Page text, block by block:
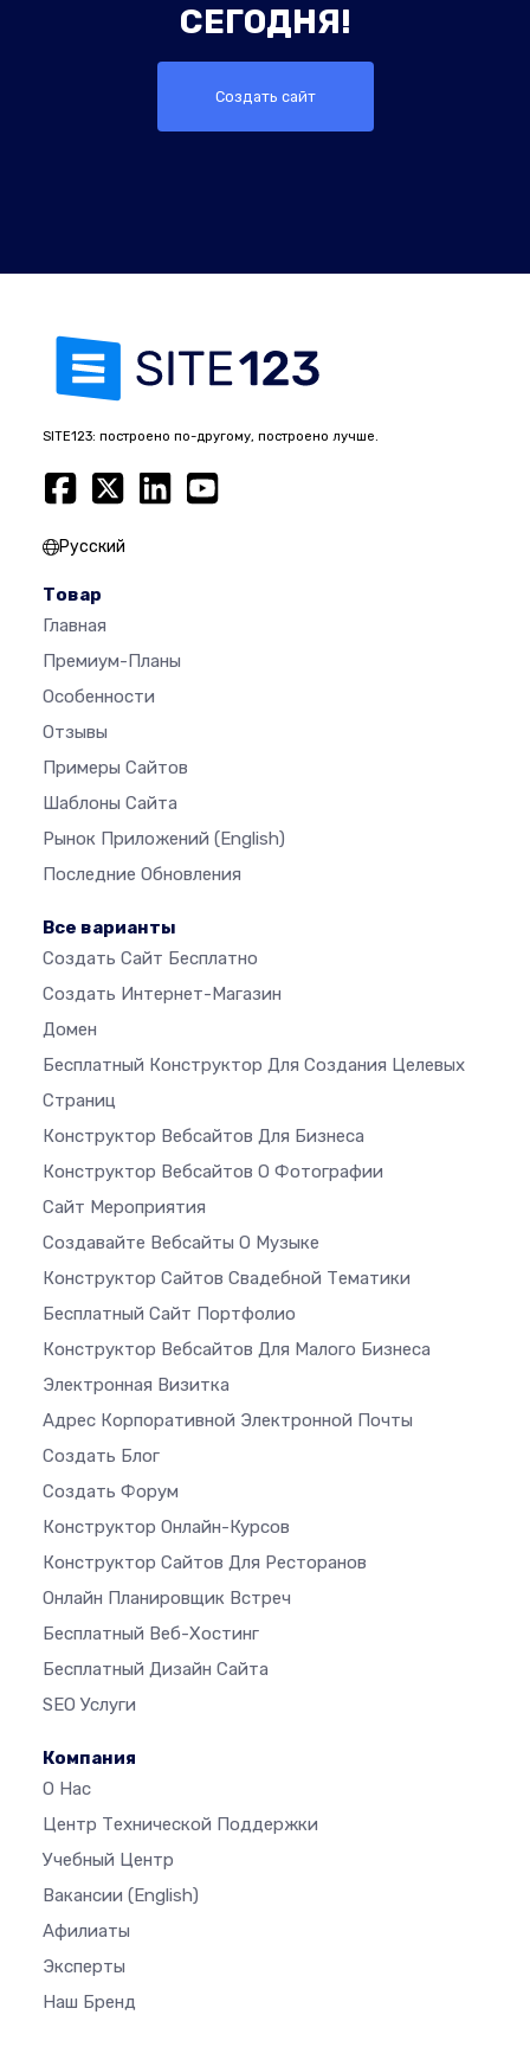
СЕГОДНЯ!
Создать сайт
SITE123: построено по-другому, построено лучше.
Русский
Товар
Главная
Премиум-Планы
Особенности
Отзывы
Примеры Сайтов
Шаблоны Сайта
Рынок Приложений (English)
Последние Обновления
Все варианты
Создать Сайт Бесплатно
Создать Интернет-Магазин
Домен
Бесплатный Конструктор Для Создания Целевых
Страниц
Конструктор Вебсайтов Для Бизнеса
Конструктор Вебсайтов О Фотографии
Сайт Мероприятия
Создавайте Вебсайты О Музыке
Конструктор Сайтов Свадебной Тематики
Бесплатный Сайт Портфолио
Конструктор Вебсайтов Для Малого Бизнеса
Электронная Визитка
Адрес Корпоративной Электронной Почты
Создать Блог
Создать Форум
Конструктор Онлайн-Курсов
Конструктор Сайтов Для Ресторанов
Онлайн Планировщик Встреч
Бесплатный Веб-Хостинг
Бесплатный Дизайн Сайта
SEO Услуги
Компания
О Нас
Центр Технической Поддержки
Учебный Центр
Вакансии (English)
Афилиаты
Эксперты
Наш Бренд